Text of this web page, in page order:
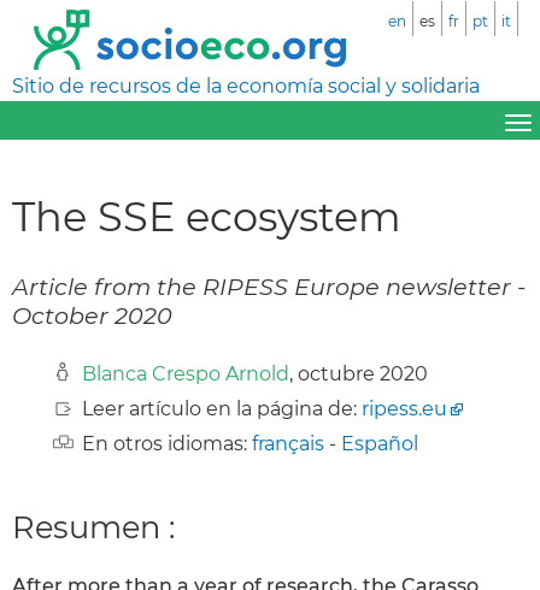
Sitio de recursos de la economía social y solidaria
en es fr pt it
The SSE ecosystem
Article from the RIPESS Europe newsletter -
October 2020
Blanca Crespo Arnold, octubre 2020
Leer artículo en la página de: ripess.eu
En otros idiomas: français - Español
Resumen :